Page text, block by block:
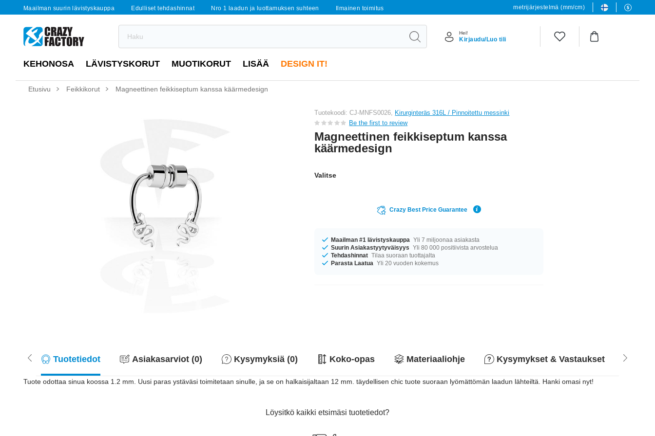
Maailman suurin lävistyskauppa Edulliset tehdashinnat Nro 1 laadun ja luottamuksen suhteen Ilmainen toimitus metrijärjestelmä (mm/cm)
Hei!
Kirjaudu/Luo tili
KEHONOSA LÄVISTYSKORUT MUOTIKORUT LISÄÄ DESIGN IT!
Etusivu Feikkikorut Magneettinen feikkiseptum kanssa käärmedesign
Tuotekoodi: CJ-MNFS0026, Kirurginteräs 316L / Pinnoitettu messinki
Be the first to review
Magneettinen feikkiseptum kanssa
käärmedesign
Valitse
Crazy Best Price Guarantee
Maailman #1 lävistyskauppa Yli 7 miljoonaa asiakasta
Suurin Asiakastyytyväisyys Yli 80 000 positiivista arvostelua
Tehdashinnat Tilaa suoraan tuottajalta
Parasta Laatua Yli 20 vuoden kokemus
Tuotetiedot Asiakasarviot (0) Kysymyksiä (0) Koko-opas Materiaaliohje Kysymykset & Vastaukset
Tuote odottaa sinua koossa 1.2 mm. Uusi paras ystäväsi toimitetaan sinulle, ja se on halkaisijaltaan 12 mm. täydellisen chic tuote suoraan lyömättömän laadun lähteiltä. Hanki omasi nyt!
Löysitkö kaikki etsimäsi tuotetiedot?